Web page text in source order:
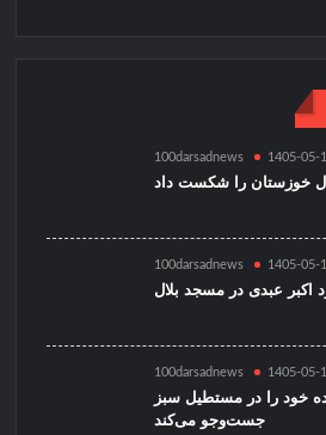
100darsadnews 1405-05-
خوزستان را شکست داد
100darsadnews 1405-05-
اکبر عبدی در مسجد بلال
100darsadnews 1405-05-
خود را در مستطیل سبز
جست‌وجو می‌کند